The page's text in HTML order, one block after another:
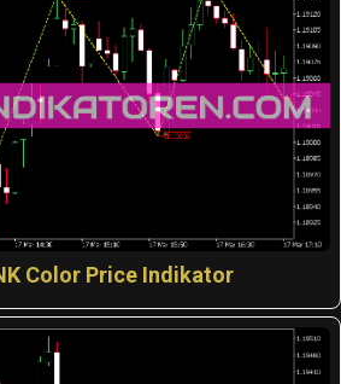
Color Price Indikator